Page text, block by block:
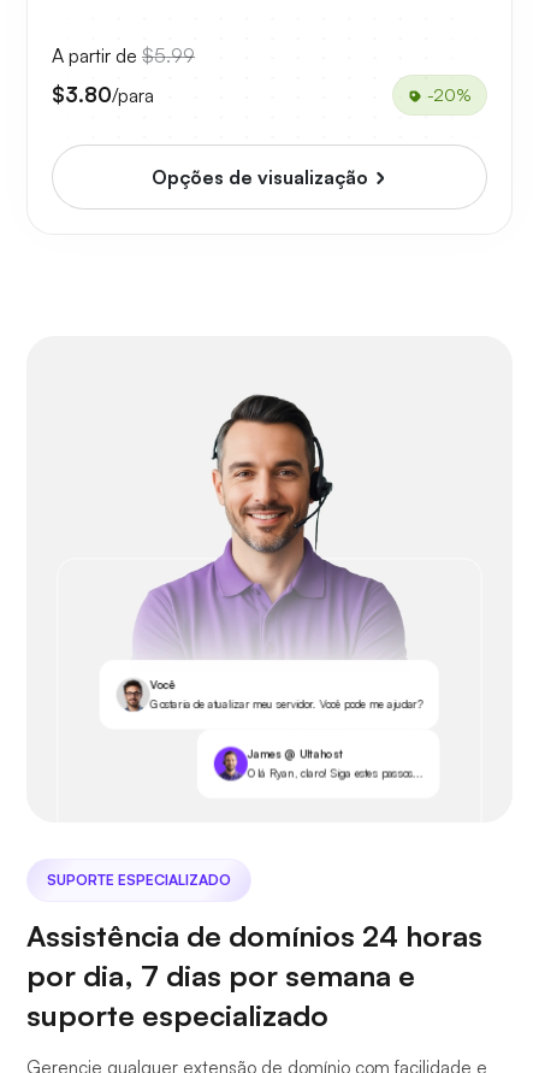
A partir de $5.99
$3.80/para -20%
Opções de visualização
Você
Gostaria de atualizar meu servidor. Você pode me ajudar?
James @ Ultahost
Olá Ryan, claro! Siga estes passos...
SUPORTE ESPECIALIZADO
Assistência de domínios 24 horas
por dia, 7 dias por semana e
suporte especializado
Gerencie qualquer extensão de domínio com facilidade e